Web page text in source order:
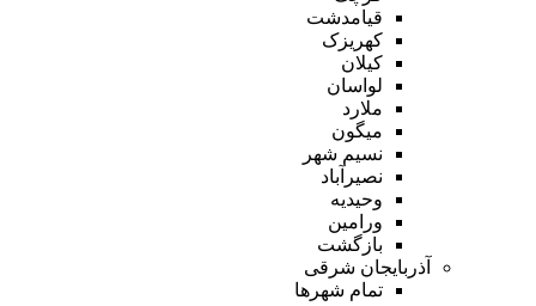
قیامدشت
کهریزک
کیلان
لواسان
ملارد
میگون
نسیم شهر
نصیرآباد
وحیدیه
ورامین
بازگشت
آذربایجان شرقی
تمام شهر‌ها